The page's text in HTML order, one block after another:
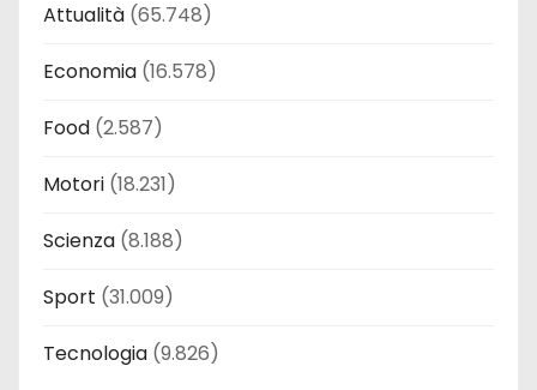
Attualità (65.748)
Economia (16.578)
Food (2.587)
Motori (18.231)
Scienza (8.188)
Sport (31.009)
Tecnologia (9.826)